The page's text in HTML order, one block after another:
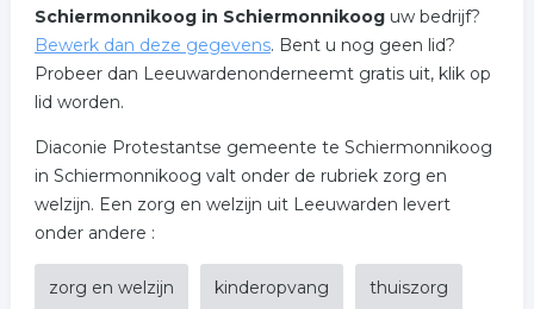
Schiermonnikoog in Schiermonnikooguw bedrijf?
Bewerk dan deze gegevens. Bent u nog geen lid?
Probeer dan Leeuwardenonderneemt gratis uit, klik op
lid worden.
Diaconie Protestantse gemeente te Schiermonnikoog
in Schiermonnikoog valt onder de rubriek zorg en
welzijn. Een zorg en welzijn uit Leeuwarden levert
onder andere :
zorg en welzijn kinderopvang thuiszorg